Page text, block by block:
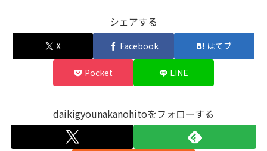
シェアする
X Facebook はてブ
Pocket LINE
daikigyounakanohitoをフォローする